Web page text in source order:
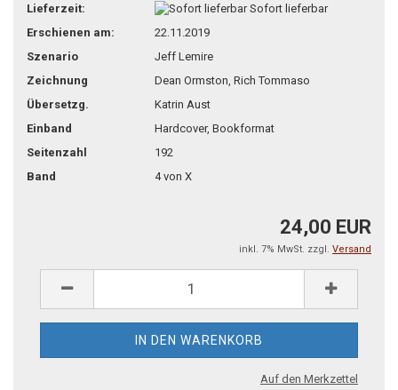
Lieferzeit:
Sofort lieferbar
Erschienen am:
22.11.2019
Szenario
Jeff Lemire
Zeichnung
Dean Ormston, Rich Tommaso
Übersetzg.
Katrin Aust
Einband
Hardcover, Bookformat
Seitenzahl
192
Band
4 von X
24,00 EUR
inkl. 7% MwSt. zzgl. Versand
Auf den Merkzettel